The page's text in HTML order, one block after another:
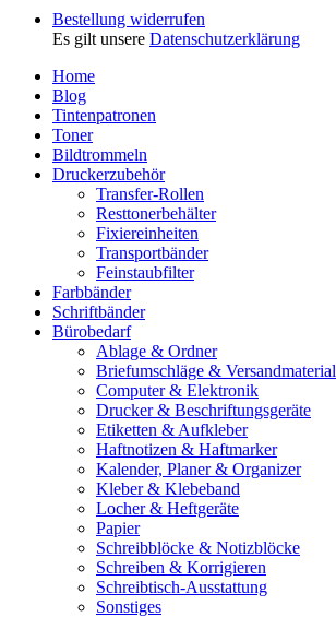
Bestellung widerrufen
Es gilt unsere Datenschutzerklärung
Home
Blog
Tintenpatronen
Toner
Bildtrommeln
Druckerzubehör
Transfer-Rollen
Resttonerbehälter
Fixiereinheiten
Transportbänder
Feinstaubfilter
Farbbänder
Schriftbänder
Bürobedarf
Ablage & Ordner
Briefumschläge & Versandmaterial
Computer & Elektronik
Drucker & Beschriftungsgeräte
Etiketten & Aufkleber
Haftnotizen & Haftmarker
Kalender, Planer & Organizer
Kleber & Klebeband
Locher & Heftgeräte
Papier
Schreibblöcke & Notizblöcke
Schreiben & Korrigieren
Schreibtisch-Ausstattung
Sonstiges